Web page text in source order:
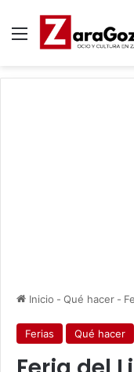
Menú
Inicio - Qué hacer -
Ferias Qué hacer